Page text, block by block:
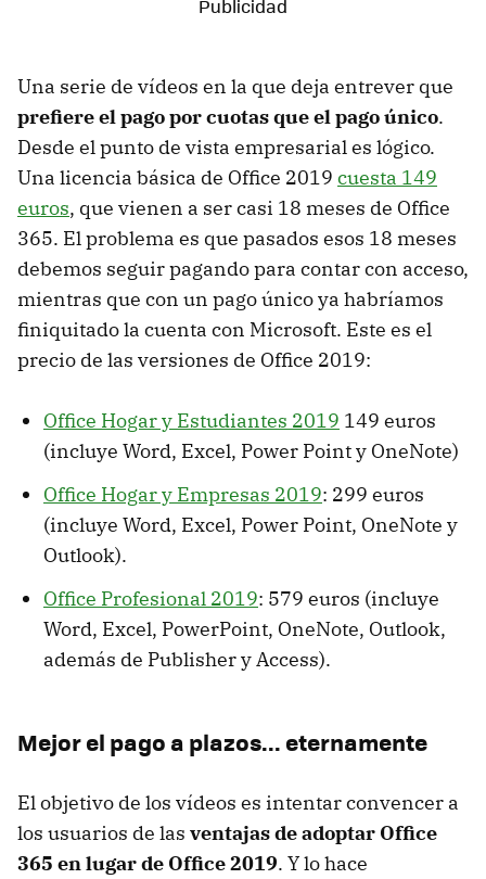
Una serie de vídeos en la que deja entrever que
prefiere el pago por cuotas que el pago único.
Desde el punto de vista empresarial es lógico.
Una licencia básica de Office 2019 cuesta 149
euros, que vienen a ser casi 18 meses de Office
365. El problema es que pasados esos 18 meses
debemos seguir pagando para contar con acceso,
mientras que con un pago único ya habríamos
finiquitado la cuenta con Microsoft. Este es el
precio de las versiones de Office 2019:
Office Hogar y Estudiantes 2019 149 euros
(incluye Word, Excel, Power Point y OneNote)
Office Hogar y Empresas 2019: 299 euros
(incluye Word, Excel, Power Point, OneNote y
Outlook).
Office Profesional 2019: 579 euros (incluye
Word, Excel, PowerPoint, OneNote, Outlook,
además de Publisher y Access).
Mejor el pago a plazos... eternamente
El objetivo de los vídeos es intentar convencer a
los usuarios de las ventajas de adoptar Office
365 en lugar de Office 2019. Y lo hace